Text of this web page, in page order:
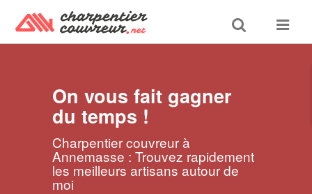
Toggle
search
Toggle
On vous fait gagner
du temps !
Charpentier couvreur à
Annemasse : Trouvez rapidement
les meilleurs artisans autour de
moi